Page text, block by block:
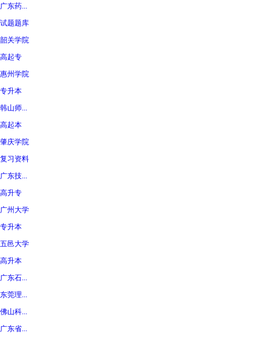
广东药...
试题题库
韶关学院
高起专
惠州学院
专升本
韩山师...
高起本
肇庆学院
复习资料
广东技...
高升专
广州大学
专升本
五邑大学
高升本
广东石...
东莞理...
佛山科...
广东省...